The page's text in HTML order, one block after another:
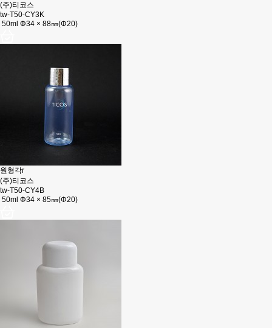
(주)티코스
tw-T50-CY3K
50ml Φ34 × 88㎜(Φ20)
원형각r
(주)티코스
tw-T50-CY4B
50ml Φ34 × 85㎜(Φ20)